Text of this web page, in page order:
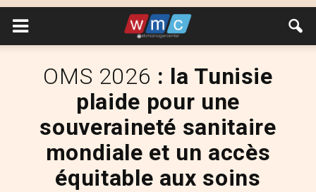
OMS 2026 : la Tunisie
plaide pour une
souveraineté sanitaire
mondiale et un accès
équitable aux soins